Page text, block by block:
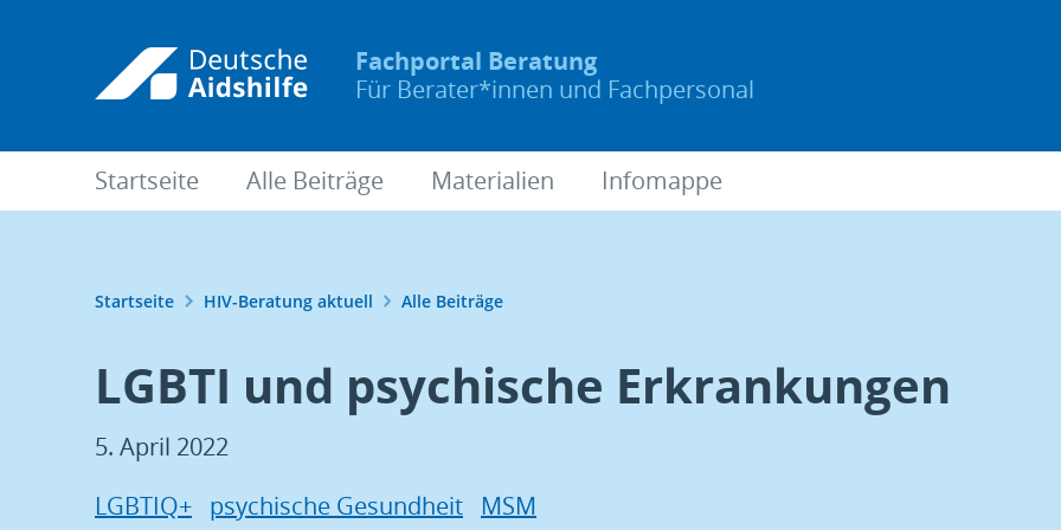
Fachportal Beratung
Für Berater*innen und Fachpersonal
Startseite Alle Beiträge Materialien Infomappe
Startseite HIV-Beratung aktuell Alle Beiträge
LGBTI und psychische Erkrankungen
5. April 2022
Schlagwörter
LGBTIQ+ psychische Gesundheit MSM